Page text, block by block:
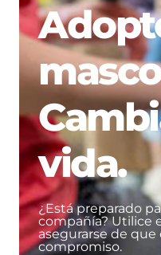
vida.
¿Está preparado
compañía? Utilice
asegurarse de que
compromiso.